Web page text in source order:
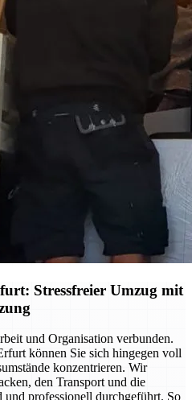
Stressfreier Umzug mit
und Organisation verbunden.
können Sie sich hingegen voll
konzentrieren. Wir
den Transport und die
und professionell durchgeführt. So